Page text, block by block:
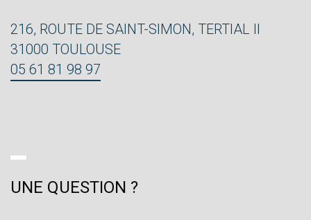
216, ROUTE DE SAINT-SIMON, TERTIAL II
31000 TOULOUSE
05 61 81 98 97
UNE QUESTION ?